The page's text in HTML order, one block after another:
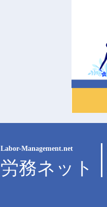
Labor-Management.net
労務ネット